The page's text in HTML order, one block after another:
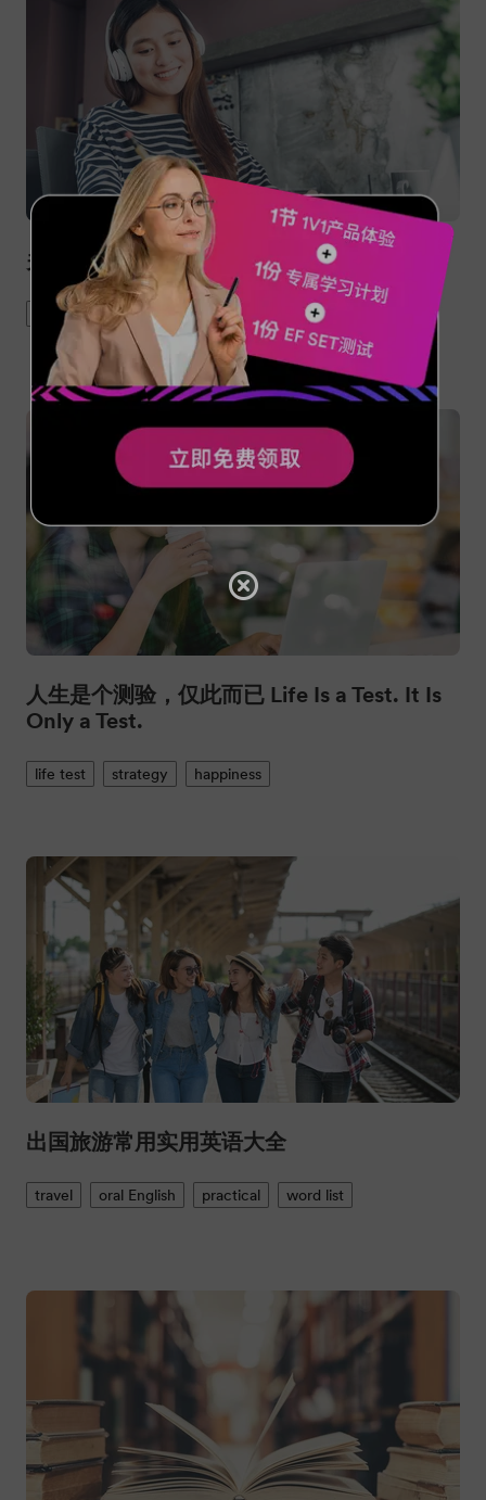
关于人生的10句格言
quotes life
人生是个测验，仅此而已 Life Is a Test. It Is
Only a Test.
life test strategy happiness
出国旅游常用实用英语大全
travel oral English practical word list